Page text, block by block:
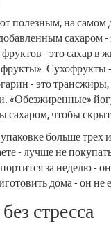
полезным, на самом
сахаром -
- это сахар в
Сухофрукты
- это
«Обезжиренные»
сахаром, чтобы
больше трех
- лучше не
за неделю -
дома - он не
стресса